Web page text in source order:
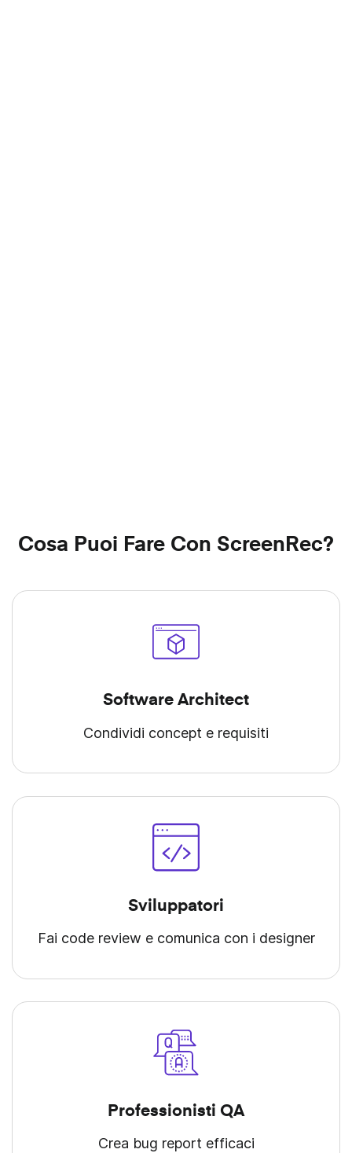
Cosa Puoi Fare Con ScreenRec?
Software Architect
Condividi concept e requisiti
Sviluppatori
Fai code review e comunica con i designer
Professionisti QA
Crea bug report efficaci